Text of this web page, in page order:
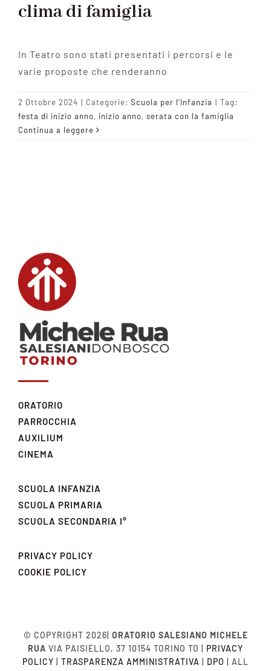
clima di famiglia
In Teatro sono stati presentati i percorsi e le
varie proposte che renderanno
2 Ottobre 2024 | Categorie: Scuola per l'Infanzia | Tag:
festa di inizio anno, inizio anno, serata con la famiglia
Continua a leggere
ORATORIO
PARROCCHIA
AUXILIUM
CINEMA
SCUOLA INFANZIA
SCUOLA PRIMARIA
SCUOLA SECONDARIA I°
PRIVACY POLICY
COOKIE POLICY
© COPYRIGHT 2026| ORATORIO SALESIANO MICHELE
RUA VIA PAISIELLO, 37 10154 TORINO TO | PRIVACY
POLICY
TRASPARENZA AMMINISTRATIVA DPO
| ALL